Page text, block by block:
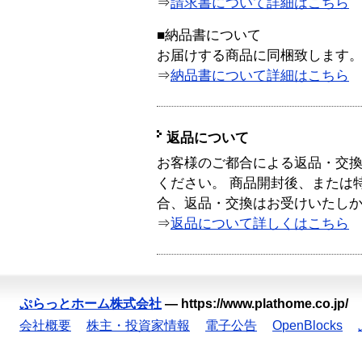
⇒請求書について詳細はこちら
■納品書について
お届けする商品に同梱致します。
⇒納品書について詳細はこちら
返品について
お客様のご都合による返品・交
ください。 商品開封後、または
合、返品・交換はお受けいたし
⇒返品について詳しくはこちら
ぷらっとホーム株式会社 — https://www.plathome.co.jp/
会社概要
株主・投資家情報 電子公告 OpenBlocks